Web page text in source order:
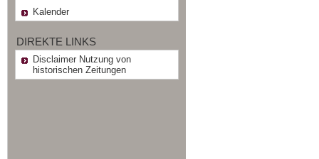
Kalender
DIREKTE LINKS
Disclaimer Nutzung von
historischen Zeitungen